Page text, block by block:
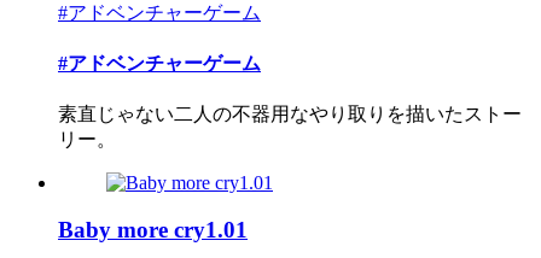
#アドベンチャーゲーム
#アドベンチャーゲーム
素直じゃない二人の不器用なやり取りを描いたストー
リー。
Baby more cry1.01